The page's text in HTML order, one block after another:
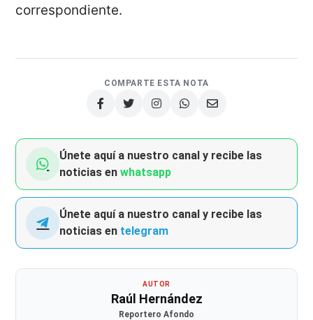
correspondiente.
COMPARTE ESTA NOTA
Únete aquí a nuestro canal y recibe las
noticias enwhatsapp
Únete aquí a nuestro canal y recibe las
noticias en telegram
AUTOR
Raúl Hernández
Reportero Afondo